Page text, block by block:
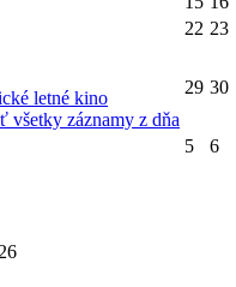
22 23
letné kino
všetky záznamy z dňa
29 30
5 6